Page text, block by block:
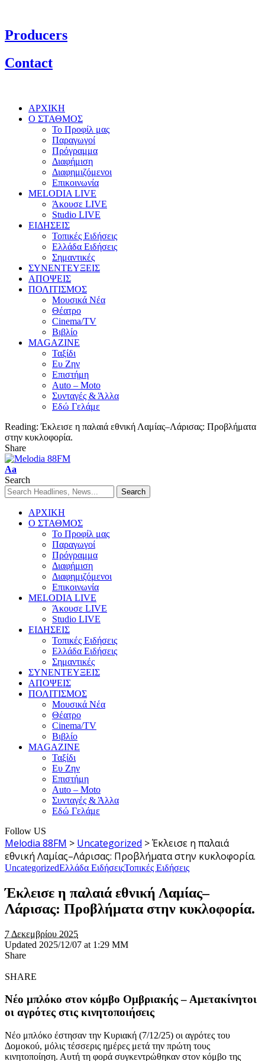
Producers
Contact
ΑΡΧΙΚΗ
Ο ΣΤΑΘΜΟΣ
Το Προφίλ μας
Παραγωγοί
Πρόγραμμα
Διαφήμιση
Διαφημιζόμενοι
Επικοινωνία
MELODIA LIVE
Άκουσε LIVE
Studio LIVE
ΕΙΔΗΣΕΙΣ
Τοπικές Ειδήσεις
Ελλάδα Ειδήσεις
Σημαντικές
ΣΥΝΕΝΤΕΥΞΕΙΣ
ΑΠΟΨΕΙΣ
ΠΟΛΙΤΙΣΜΟΣ
Μουσικά Νέα
Θέατρο
Cinema/TV
Βιβλίο
MAGAZINE
Ταξίδι
Ευ Ζην
Επιστήμη
Auto – Moto
Συνταγές & Άλλα
Εδώ Γελάμε
Reading: Έκλεισε η παλαιά εθνική Λαμίας–Λάρισας: Προβλήματα
στην κυκλοφορία.
Share
Aa
Search
ΑΡΧΙΚΗ
Ο ΣΤΑΘΜΟΣ
Το Προφίλ μας
Παραγωγοί
Πρόγραμμα
Διαφήμιση
Διαφημιζόμενοι
Επικοινωνία
MELODIA LIVE
Άκουσε LIVE
Studio LIVE
ΕΙΔΗΣΕΙΣ
Τοπικές Ειδήσεις
Ελλάδα Ειδήσεις
Σημαντικές
ΣΥΝΕΝΤΕΥΞΕΙΣ
ΑΠΟΨΕΙΣ
ΠΟΛΙΤΙΣΜΟΣ
Μουσικά Νέα
Θέατρο
Cinema/TV
Βιβλίο
MAGAZINE
Ταξίδι
Ευ Ζην
Επιστήμη
Auto – Moto
Συνταγές & Άλλα
Εδώ Γελάμε
Follow US
Melodia 88FM > Uncategorized >Έκλεισε η παλαιά
εθνική Λαμίας–Λάρισας: Προβλήματα στην κυκλοφορία.
UncategorizedΕλλάδα ΕιδήσειςΤοπικές Ειδήσεις
Έκλεισε η παλαιά εθνική Λαμίας–
Λάρισας: Προβλήματα στην κυκλοφορία.
7 Δεκεμβρίου 2025
Updated 2025/12/07 at 1:29 ΜΜ
Share
SHARE
Νέο μπλόκο στον κόμβο Ομβριακής – Αμετακίνητοι
οι αγρότες στις κινητοποιήσεις
Νέο μπλόκο έστησαν την Κυριακή (7/12/25) οι αγρότες του
Δομοκού, μόλις τέσσερις ημέρες μετά την πρώτη τους
κινητοποίηση. Αυτή τη φορά συγκεντρώθηκαν στον κόμβο της